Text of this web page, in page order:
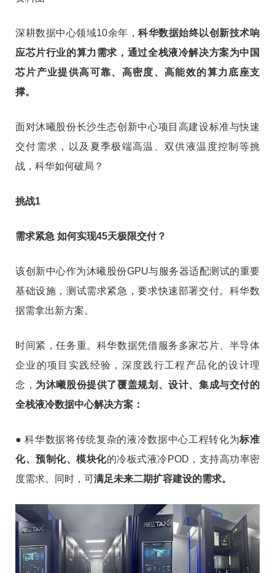
深耕数据中心领域10余年，科华数据始终以创新技术响
应芯片行业的算力需求，通过全栈液冷解决方案为中国
芯片产业提供高可靠、高密度、高能效的算力底座支
撑。
面对沐曦股份长沙生态创新中心项目高建设标准与快速
交付需求，以及夏季极端高温、双供液温度控制等挑
战，科华如何破局？
挑战1
需求紧急 如何实现45天极限交付？
该创新中心作为沐曦股份GPU与服务器适配测试的重要
基础设施，测试需求紧急，要求快速部署交付。科华数
据需拿出新方案。
时间紧，任务重。科华数据凭借服务多家芯片、半导体
企业的项目实践经验，深度践行工程产品化的设计理
念， 为沐曦股份提供了覆盖规划、设计、集成与交付的
全栈液冷数据中心解决方案：
● 科华数据将传统复杂的液冷数据中心工程转化为标准
化、预制化、模块化的冷板式液冷POD，支持高功率密
度需求。同时，可满足未来二期扩容建设的需求。